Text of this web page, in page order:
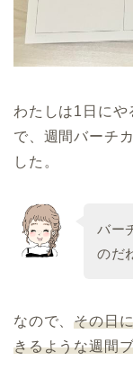
わたしは1日に
で、週間バーチ
した。
バー
のだ
なので、その日
きるような週間